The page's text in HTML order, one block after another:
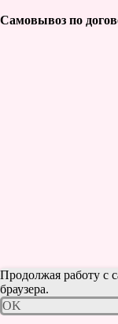
Самовывоз по
Продолжая работу с
браузера.
OK